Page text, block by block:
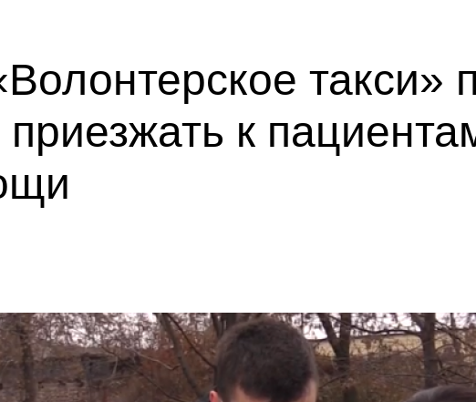
такси»
к